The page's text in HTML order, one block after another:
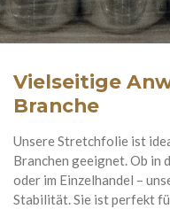
Vielseitige
Branche
Unsere Stretchfolie ist
Branchen geeignet. Ob
oder im Einzelhandel –
Stabilität. Sie ist perfekt